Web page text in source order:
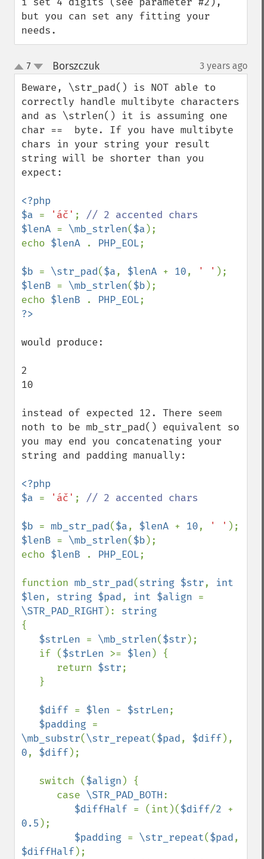
but you can set any fitting your
needs.
up
down
7 Borszczuk¶ 3 years ago
Beware, \str_pad() is NOT able to
correctly handle multibyte characters
and as \strlen() it is assuming one
char ==  byte. If you have multibyte
chars in your string your result
string will be shorter than you
expect:
<?php
$a = 'áč' ;
$lenA = \mb_strlen($a );
echo $lenA . PHP_EOL;
$b = \str_pad($a, $lenA + 10, ' '
$lenB = \mb_strlen($b);
echo $lenB . PHP_EOL
would produce:
2
10
instead of expected 12. There seem
noth to be mb_str_pad() equivalent so
you may end you concatenating your
string and padding manually:
<?php
$a = 'áč' ; // 2 accented chars
$b = mb_str_pad($a, $lenA + 10, ' '
$lenB = \mb_strlen($b);
echo $lenB . PHP_EOL;
function mb_str_pad(string $str, int
$len, string $pad, int $align
\STR_PAD_RIGHT):
{
$strLen = \mb_strlen($str );
   if (
$strLen >= $len ) {
      return
$str;
$diff = $len - $strLen;
$padding
\mb_substr(\str_repeat($pad, $diff
0, $diff);
   switch (
$align ) {
      case
\STR_PAD_BOTH:
$diffHalf = (int)($diff/2
0.5 );
$padding = \str_repeat($pad
$diffHalf);